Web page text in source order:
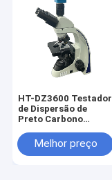
HT-DZ3600 Testador
de Dispersão de
Preto Carbono
Borracha de Preto
Carbono
Melhor preço